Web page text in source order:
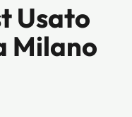
Usato
Milano